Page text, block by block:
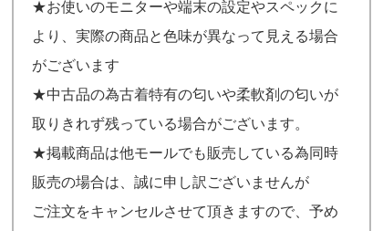
★お使いのモニターや端末の設定やスペックに
より、実際の商品と色味が異なって見える場合
がございます
★中古品の為古着特有の匂いや柔軟剤の匂いが
取りきれず残っている場合がございます。
★掲載商品は他モールでも販売している為同時
販売の場合は、誠に申し訳ございませんが
ご注文をキャンセルさせて頂きますので、予め